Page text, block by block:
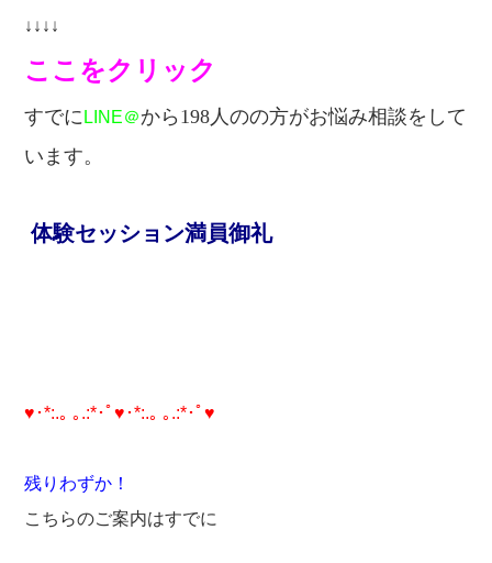
↓↓↓↓
ここをクリック
すでに LINE＠から198人のの方がお悩み相談をして
います。
体験セッション満員御礼
♥･*:.｡ ｡.:*･ﾟ♥･*:.｡ ｡.:*･ﾟ♥
残りわずか！
こちらのご案内はすでに